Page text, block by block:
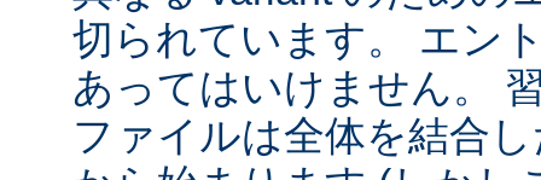
切られています。 エン
あってはいけません。
ファイルは全体を結合